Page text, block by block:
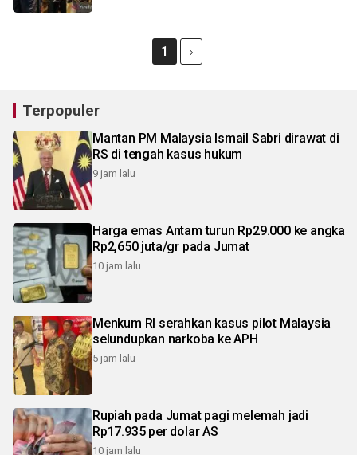
1
Terpopuler
Mantan PM Malaysia Ismail Sabri dirawat di
RS di tengah kasus hukum
9 jam lalu
Harga emas Antam turun Rp29.000 ke angka
Rp2,650 juta/gr pada Jumat
10 jam lalu
Menkum RI serahkan kasus pilot Malaysia
selundupkan narkoba ke APH
5 jam lalu
Rupiah pada Jumat pagi melemah jadi
Rp17.935 per dolar AS
10 jam lalu